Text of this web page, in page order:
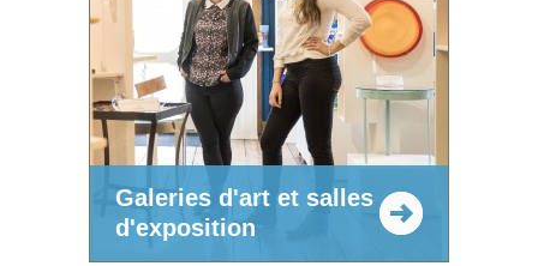
Galeries d'art et salles
d'exposition